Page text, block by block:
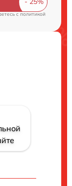
c политикой